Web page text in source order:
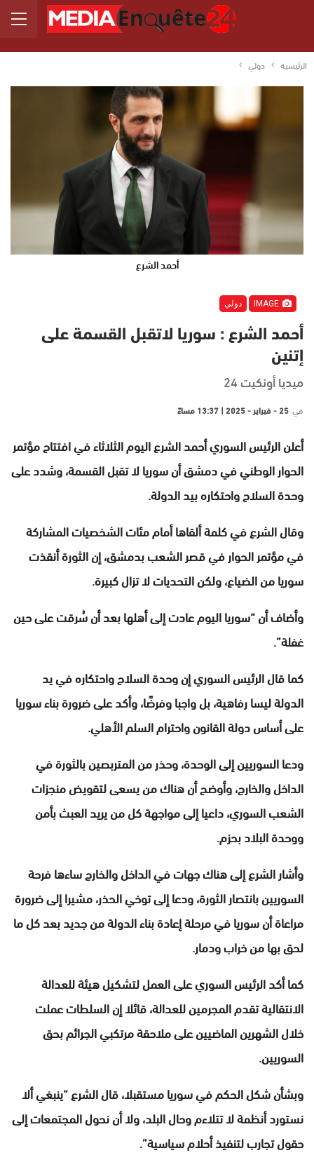
الرئيسية دولي
أحمد الشرع
دولي
أحمد الشرع : سوريا لاتقبل القسمة على
إتنين
ميديا أونكيت 24
في 25 - فبراير - 2025 | 13:37 مساءً
أعلن الرئيس السوري أحمد الشرع اليوم الثلاثاء في افتتاح مؤتمر
الحوار الوطني في دمشق أن سوريا لا تقبل القسمة، وشدد على
وحدة السلاح واحتكاره بيد الدولة.
وقال الشرع في كلمة ألقاها أمام مئات الشخصيات المشاركة
في مؤتمر الحوار في قصر الشعب بدمشق، إن الثورة أنقذت
سوريا من الضياع، ولكن التحديات لا تزال كبيرة.
وأضاف أن “سوريا اليوم عادت إلى أهلها بعد أن سُرقت على حين
غفلة”.
كما قال الرئيس السوري إن وحدة السلاح واحتكاره في يد
الدولة ليسا رفاهية، بل واجبا وفرضًا، وأكد على ضرورة بناء سوريا
على أساس دولة القانون واحترام السلم الأهلي.
ودعا السوريين إلى الوحدة، وحذر من المتربصين بالثورة في
الداخل والخارج، وأوضح أن هناك من يسعى لتقويض منجزات
الشعب السوري، داعيا إلى مواجهة كل من يريد العبث بأمن
ووحدة البلاد بحزم.
وأشار الشرع إلى هناك جهات في الداخل والخارج ساءها فرحة
السوريين بانتصار الثورة، ودعا إلى توخي الحذر، مشيرا إلى ضرورة
مراعاة أن سوريا في مرحلة إعادة بناء الدولة من جديد بعد كل ما
لحق بها من خراب ودمار.
كما أكد الرئيس السوري على العمل لتشكيل هيئة للعدالة
الانتقالية تقدم المجرمين للعدالة، قائلا إن السلطات عملت
خلال الشهرين الماضيين على ملاحقة مرتكبي الجرائم بحق
السوريين.
وبشأن شكل الحكم في سوريا مستقبلا، قال الشرع “ينبغي ألا
نستورد أنظمة لا تتلاءم وحال البلد، ولا أن نحول المجتمعات إلى
حقول تجارب لتنفيذ أحلام سياسية”.